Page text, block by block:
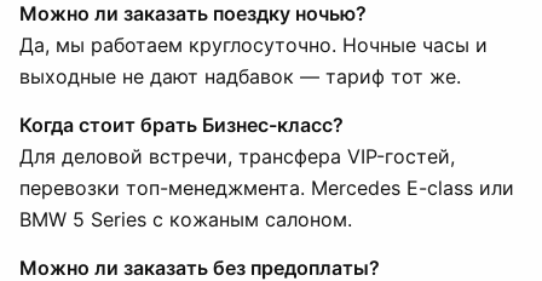
Можно ли заказать поездку ночью?
Да, мы работаем круглосуточно. Ночные часы и
выходные не дают надбавок — тариф тот же.
Когда стоит брать Бизнес-класс?
Для деловой встречи, трансфера VIP-гостей,
перевозки топ-менеджмента. Mercedes E-class или
BMW 5 Series с кожаным салоном.
Можно ли заказать без предоплаты?